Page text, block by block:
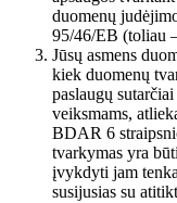
duomenų
95/46/EB (toliau
Jūsų asmens
kiek duomenų
paslaugų
veiksmams,
BDAR 6
tvarkymas yra
įvykdyti jam
susijusias su